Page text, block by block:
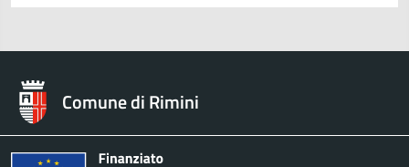
Comune di Rimini